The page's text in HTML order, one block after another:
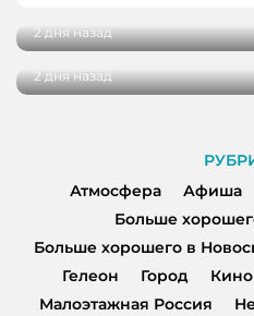
2 дня назад
останавливаться в
2 дня назад
Атмосфера
Афиша
Больше
Больше хорошего в
Гелеон
Город Кино
Малоэтажная Россия